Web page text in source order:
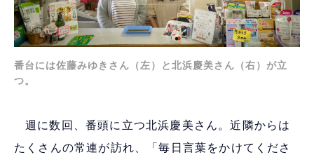
番台には佐藤みゆきさん（左）と北浜慶美さん（右）が立
つ。
週に数回、番頭に立つ北浜慶美さん。近隣からは
たくさんの常連が訪れ、「毎日言葉をかけてくださ